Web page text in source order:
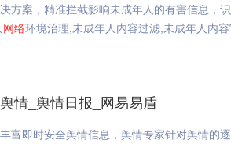
方案，精准拦截影响未成年人的有害信息，
网络环境治理,未成年人内容过滤,未成年人内
舆情_舆情日报_网易易盾
富即时安全舆情信息，舆情专家针对舆情的